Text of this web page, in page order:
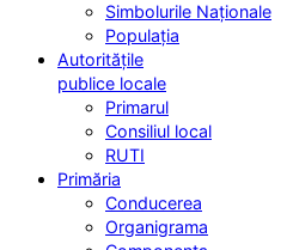
Simbolurile Naționale
Populația
Autoritățile
publice locale
Primarul
Consiliul local
RUTI
Primăria
Conducerea
Organigrama